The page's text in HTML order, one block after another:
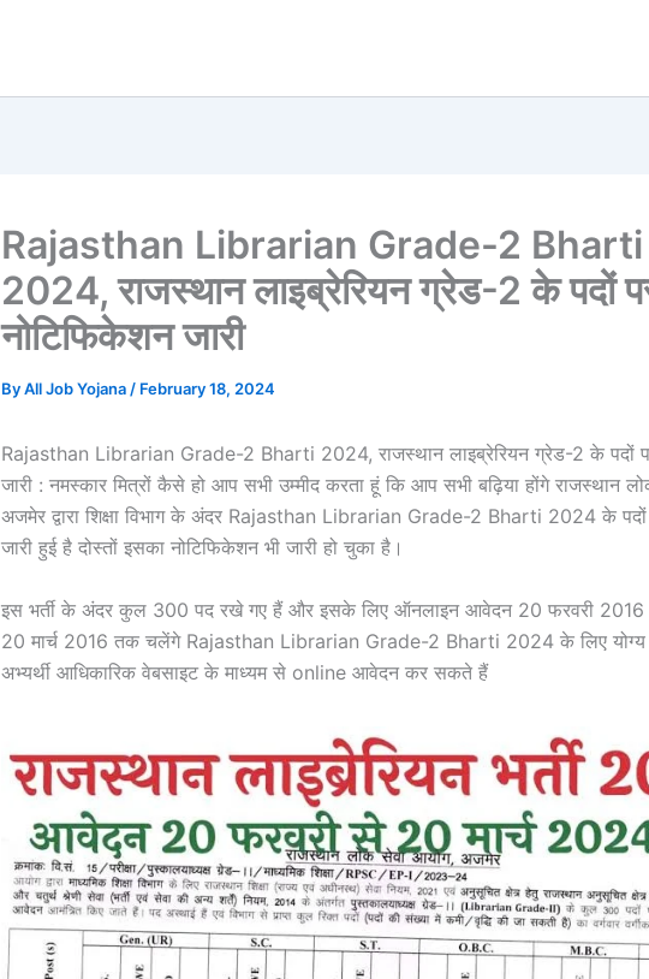
Rajasthan Librarian Grade-2 Bharti
2024, राजस्थान लाइब्रेरियन ग्रेड-2 के पदों
नोटिफिकेशन जारी
ByAll Job Yojana / February 18, 2024
Rajasthan Librarian Grade-2 Bharti 2024, राजस्थान लाइब्रेरियन ग्रेड-2 के पदों
जारी : नमस्कार मित्रों कैसे हो आप सभी उम्मीद करता हूं कि आप सभी बढ़िया होंगे राजस्थान
अजमेर द्वारा शिक्षा विभाग के अंदर Rajasthan Librarian Grade-2 Bharti 2024 के पदों
जारी हुई है दोस्तों इसका नोटिफिकेशन भी जारी हो चुका है।
इस भर्ती के अंदर कुल 300 पद रखे गए हैं और इसके लिए ऑनलाइन आवेदन 20 फरवरी
20 मार्च 2016 तक चलेंगे Rajasthan Librarian Grade-2 Bharti 2024 के लिए योग्य
अभ्यर्थी आधिकारिक वेबसाइट के माध्यम से online आवेदन कर सकते हैं